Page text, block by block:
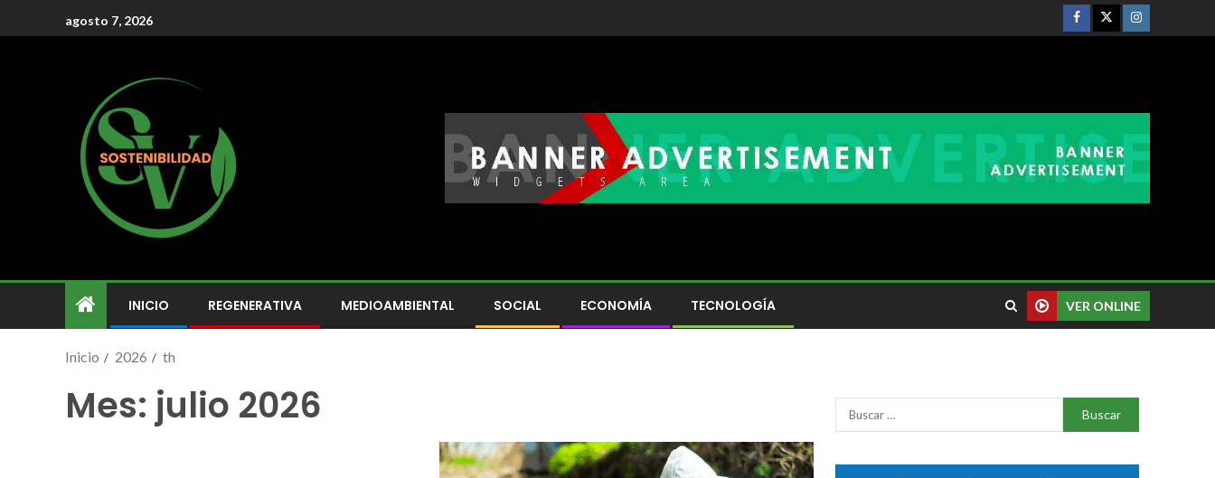
agosto 7, 2026
INICIO REGENERATIVA MEDIOAMBIENTAL SOCIAL ECONOMÍA TECNOLOGÍA VER ONLINE
Inicio 2026 th
Mes: julio 2026